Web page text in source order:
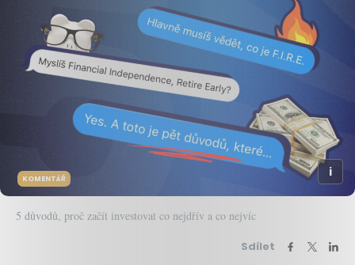
KOMENTÁŘ
5 důvodů, proč začít investovat co nejdřív a co nejvíc
Sdílet